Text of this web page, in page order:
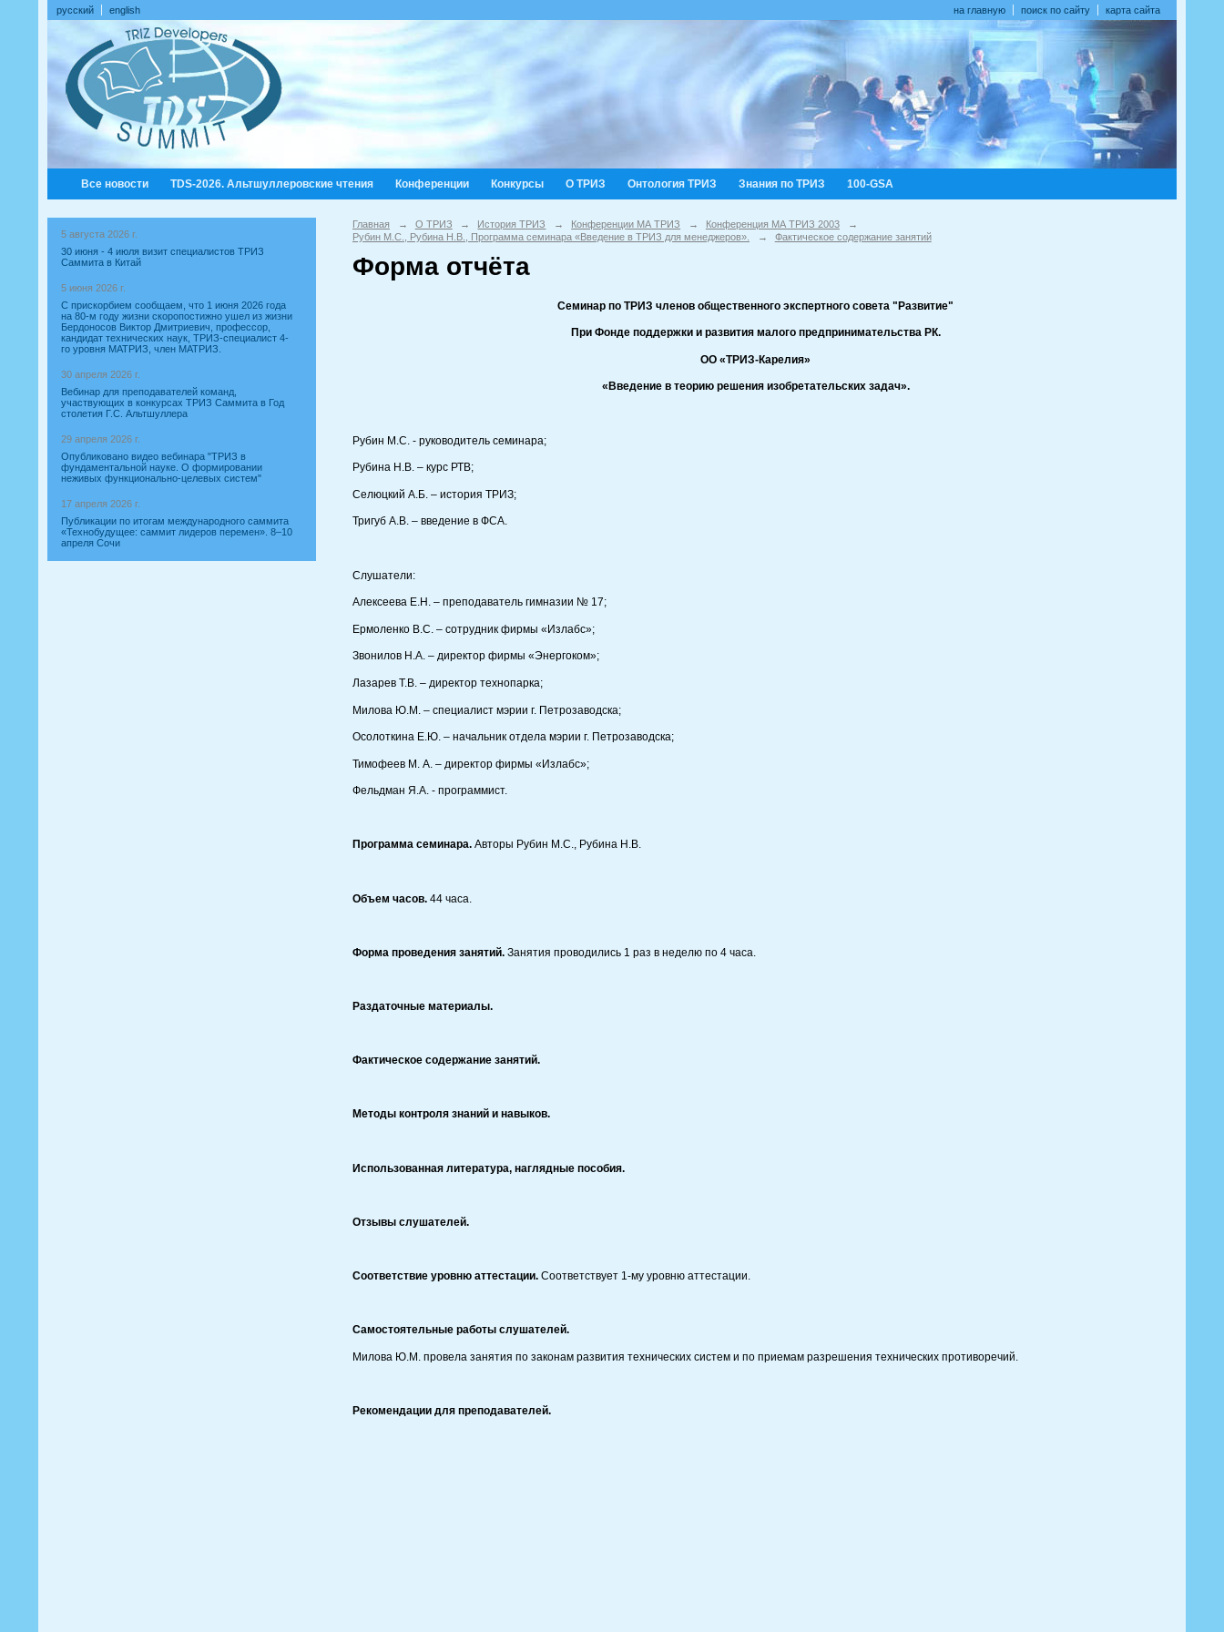
русский english на главную поиск по сайту карта сайта
Все новости TDS-2026. Альтшуллеровские чтения Конференции Конкурсы О ТРИЗ Онтология ТРИЗ Знания по ТРИЗ 100-GSA
5 августа 2026 г.
30 июня - 4 июля визит специалистов ТРИЗ
Саммита в Китай
5 июня 2026 г.
С прискорбием сообщаем, что 1 июня 2026 года
на 80-м году жизни скоропостижно ушел из жизни
Бердоносов Виктор Дмитриевич, профессор,
кандидат технических наук, ТРИЗ-специалист 4-
го уровня МАТРИЗ, член МАТРИЗ.
30 апреля 2026 г.
Вебинар для преподавателей команд,
участвующих в конкурсах ТРИЗ Саммита в Год
столетия Г.С. Альтшуллера
29 апреля 2026 г.
Опубликовано видео вебинара "ТРИЗ в
фундаментальной науке. О формировании
неживых функционально-целевых систем"
17 апреля 2026 г.
Публикации по итогам международного саммита
«Технобудущее: саммит лидеров перемен». 8–10
апреля Сочи
Главная → О ТРИЗ → История ТРИЗ → Конференции МА ТРИЗ → Конференция МА ТРИЗ 2003
→
Рубин М.С., Рубина Н.В., Программа семинара «Введение в ТРИЗ для менеджеров».
→ Фактическое содержание занятий
Форма отчёта
Семинар по ТРИЗ членов общественного экспертного совета "Развитие"
При Фонде поддержки и развития малого предпринимательства РК.
ОО «ТРИЗ-Карелия»
«Введение в теорию решения изобретательских задач».
Рубин М.С. - руководитель семинара;
Рубина Н.В. – курс РТВ;
Селюцкий А.Б. – история ТРИЗ;
Тригуб А.В. – введение в ФСА.
Слушатели:
Алексеева Е.Н. – преподаватель гимназии № 17;
Ермоленко В.С. – сотрудник фирмы «Излабс»;
Звонилов Н.А. – директор фирмы «Энергоком»;
Лазарев Т.В. – директор технопарка;
Милова Ю.М. – специалист мэрии г. Петрозаводска;
Осолоткина Е.Ю. – начальник отдела мэрии г. Петрозаводска;
Тимофеев М. А. – директор фирмы «Излабс»;
Фельдман Я.А. - программист.
Программа семинара. Авторы Рубин М.С., Рубина Н.В.
Объем часов. 44 часа.
Форма проведения занятий. Занятия проводились 1 раз в неделю по 4 часа.
Раздаточные материалы.
Фактическое содержание занятий.
Методы контроля знаний и навыков.
Использованная литература, наглядные пособия.
Отзывы слушателей.
Соответствие уровню аттестации. Соответствует 1-му уровню аттестации.
Самостоятельные работы слушателей.
Милова Ю.М. провела занятия по законам развития технических систем и по приемам разрешения технических противоречий.
Рекомендации для преподавателей.